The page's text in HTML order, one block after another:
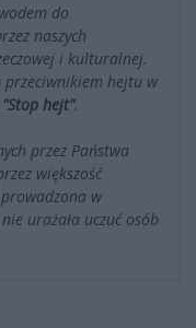
do
naszych
i kulturalnej.
przeciwnikiem hejtu w
"Stop hejt".
przez Państwa
większość
prowadzona w
urażała uczuć osób